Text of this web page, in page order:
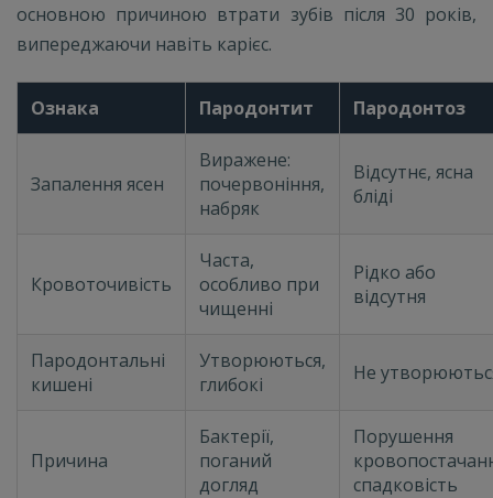
основною причиною втрати зубів після 30 років,
випереджаючи навіть карієс.
Ознака Пародонтит Пародонтоз
Запалення ясен
Виражене:
почервоніння,
набряк
Відсутнє, ясна
бліді
Кровоточивість
Часта,
особливо при
чищенні
Рідко або
відсутня
Пародонтальні
кишені
Утворюються,
глибокі
Не
Причина
Бактерії,
поганий
догляд
Порушення
спадковість